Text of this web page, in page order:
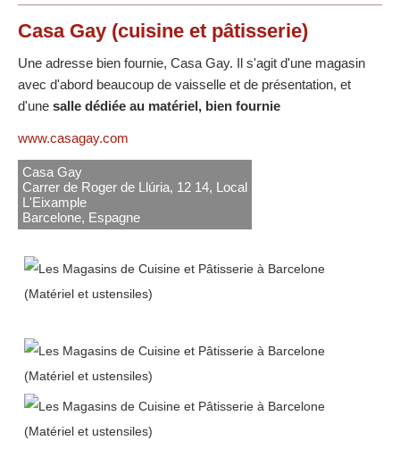
Casa Gay (cuisine et pâtisserie)
Une adresse bien fournie, Casa Gay. Il s'agit d'une magasin
avec d'abord beaucoup de vaisselle et de présentation, et
d'une salle dédiée au matériel, bien fournie
www.casagay.com
Casa Gay
Carrer de Roger de Llúria, 12 14, Local
L'Eixample
Barcelone, Espagne